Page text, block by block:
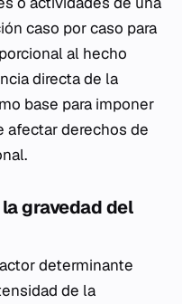
caso por caso para
al hecho
directa de la
base para imponer
afectar derechos de
gravedad del
determinante
de la